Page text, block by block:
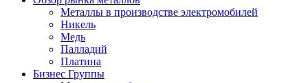
Металлы в производстве электромобилей
Никель
Медь
Палладий
Платина
Бизнес Группы